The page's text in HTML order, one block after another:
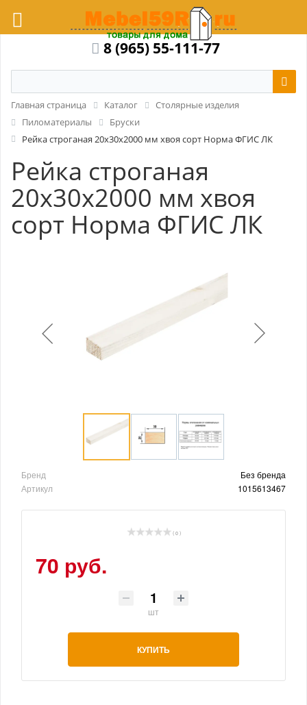
8 (965) 55-111-77
Главная страница Каталог
Столярные изделия
Пиломатериалы
Бруски
Рейка строганая 20x30x2000 мм хвоя сорт Норма ФГИС ЛК
Рейка строганая
20x30x2000 мм хвоя
сорт Норма ФГИС ЛК
Бренд
Без бренда
Артикул
1015613467
( 0 )
70 руб.
шт
КУПИТЬ